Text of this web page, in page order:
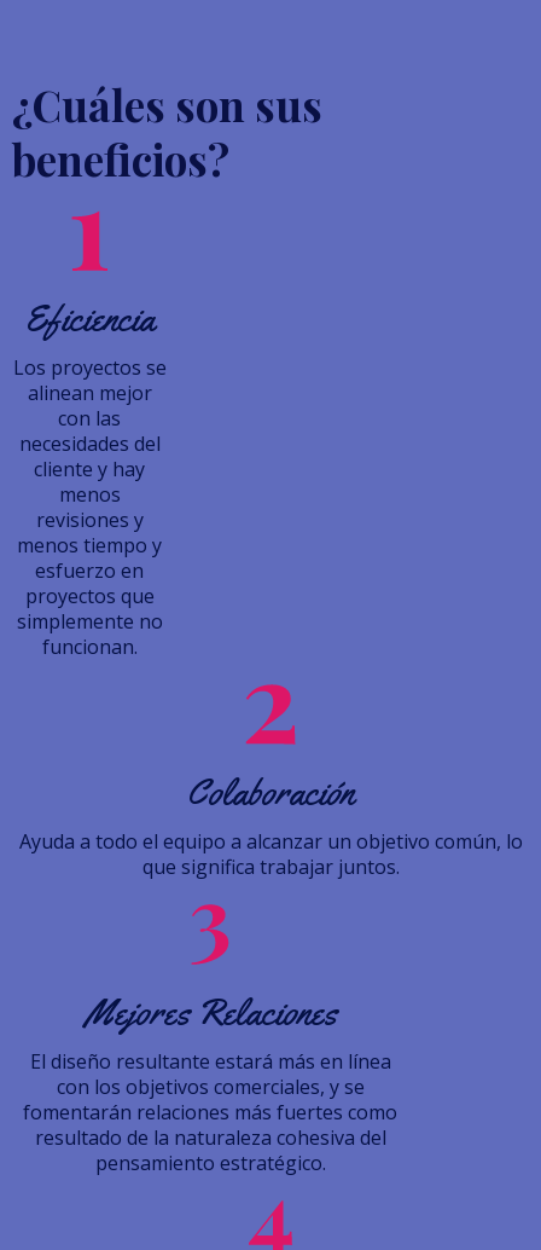
¿Cuáles son sus
beneficios?
Eficiencia
Los proyectos se
alinean mejor
con las
necesidades del
cliente y hay
menos
revisiones y
menos tiempo y
esfuerzo en
proyectos que
simplemente no
funcionan.
Colaboración
Ayuda a todo el equipo a alcanzar un objetivo común, lo
que significa trabajar juntos.
Mejores Relaciones
El diseño resultante estará más en línea
con los objetivos comerciales, y se
fomentarán relaciones más fuertes como
resultado de la naturaleza cohesiva del
pensamiento estratégico.